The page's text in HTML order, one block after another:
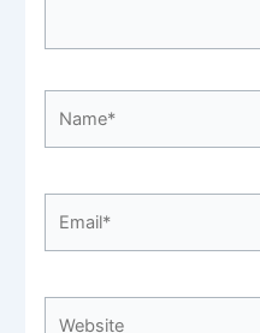
Name*
Email*
Website